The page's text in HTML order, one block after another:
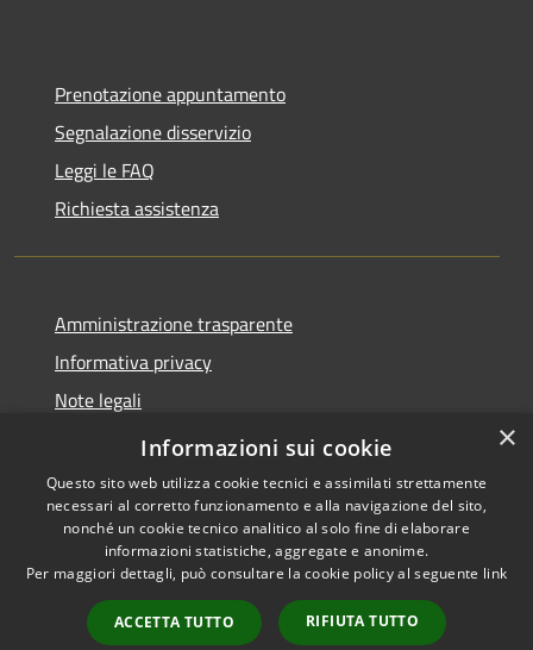
Prenotazione appuntamento
Segnalazione disservizio
Leggi le FAQ
Richiesta assistenza
Amministrazione trasparente
Informativa privacy
Note legali
Dichiarazione di accessibilità
Accessibilità
Copyright © 2026 • Comune di
Merì • Powered by
Municipium•
Accesso
×
Informazioni sui cookie
Questo sito web utilizza cookie tecnici e assimilati strettamente
necessari al corretto funzionamento e alla navigazione del sito,
nonché un cookie tecnico analitico al solo fine di elaborare
informazioni statistiche, aggregate e anonime.
Per maggiori dettagli, può consultare la cookie policy al seguente link
ACCETTA TUTTO RIFIUTA TUTTO